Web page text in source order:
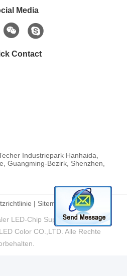
Media
Contact
Industriepark Hanhaida,
Guangming-Bezirk, Shenzhen,
| Sitemap
LED-Chip Supplier. Copyright ©
Color CO.,LTD. Alle Rechte